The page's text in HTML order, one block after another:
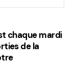
chaque mardi
de la